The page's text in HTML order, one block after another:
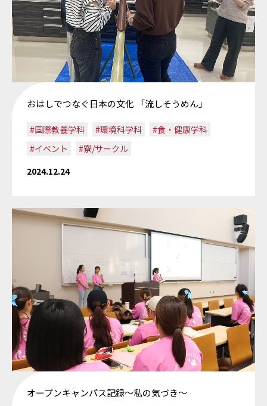
おはしでつなぐ日本の文化 「流しそうめん」
#国際教養学科 #環境科学科
#食・健康学科
#イベント
#寮/サークル
2024.12.24
オープンキャンパス記録～私の気づき～